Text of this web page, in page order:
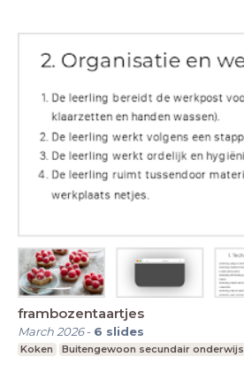
frambozentaartjes
March 2026- 6 slides
Koken Buitengewoon secundair onderwijs